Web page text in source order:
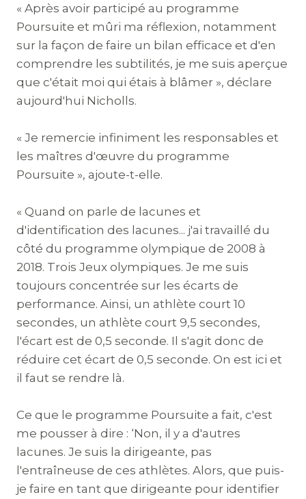
« Après avoir participé au programme
Poursuite et mûri ma réflexion, notamment
sur la façon de faire un bilan efficace et d'en
comprendre les subtilités, je me suis aperçue
que c'était moi qui étais à blâmer », déclare
aujourd'hui Nicholls.
« Je remercie infiniment les responsables et
les maîtres d'œuvre du programme
Poursuite », ajoute-t-elle.
« Quand on parle de lacunes et
d'identification des lacunes... j'ai travaillé du
côté du programme olympique de 2008 à
2018. Trois Jeux olympiques. Je me suis
toujours concentrée sur les écarts de
performance. Ainsi, un athlète court 10
secondes, un athlète court 9,5 secondes,
l'écart est de 0,5 seconde. Il s'agit donc de
réduire cet écart de 0,5 seconde. On est ici et
il faut se rendre là.
Ce que le programme Poursuite a fait, c'est
me pousser à dire : ‘Non, il y a d'autres
lacunes. Je suis la dirigeante, pas
l'entraîneuse de ces athlètes. Alors, que puis-
je faire en tant que dirigeante pour identifier